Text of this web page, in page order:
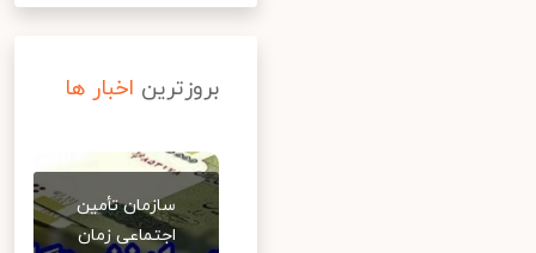
بروزترین اخبار ها
سازمان تأمین
اجتماعی زمان